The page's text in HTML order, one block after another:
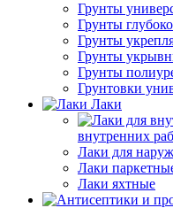
Грунты
Грунты
Грунты
Грунты
Грунты
Грунтовки
Лаки
внутренних
Лаки для
Лаки
Лаки яхтные